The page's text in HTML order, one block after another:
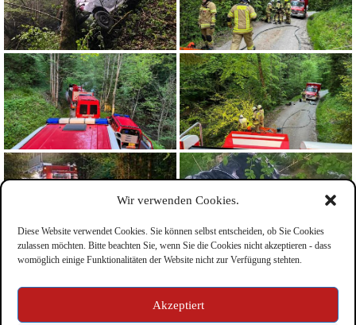
Wir verwenden Cookies.
Diese Website verwendet Cookies. Sie können selbst entscheiden, ob Sie Cookies
zulassen möchten. Bitte beachten Sie, wenn Sie die Cookies nicht akzeptieren - dass
womöglich einige Funktionalitäten der Website nicht zur Verfügung stehten.
Akzeptiert